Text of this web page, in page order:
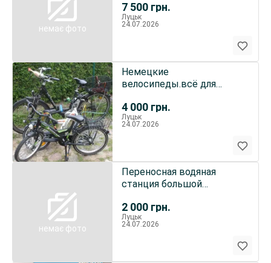
немає фото
7 500 грн.
Луцьк
24.07.2026
4 000 грн.
Немецкие
велосипеды.всё для
Луцьк
24.07.2026
немає фото
2 000 грн.
Переносная водяная
станция большой
Луцьк
24.07.2026